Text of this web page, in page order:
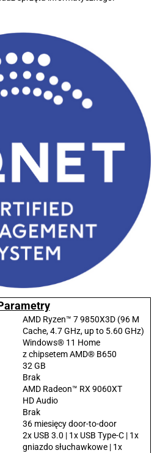
AMD Ryzen™ 7 9850X3D (96 M
Cache, 4.7 GHz, up to 5.60 GHz)
Windows® 11 Home
z chipsetem AMD® B650
32 GB
Brak
AMD Radeon™ RX 9060XT
HD Audio
Brak
36 miesięcy door-to-door
2x USB 3.0 | 1x USB Type-C | 1x
gniazdo słuchawkowe | 1x